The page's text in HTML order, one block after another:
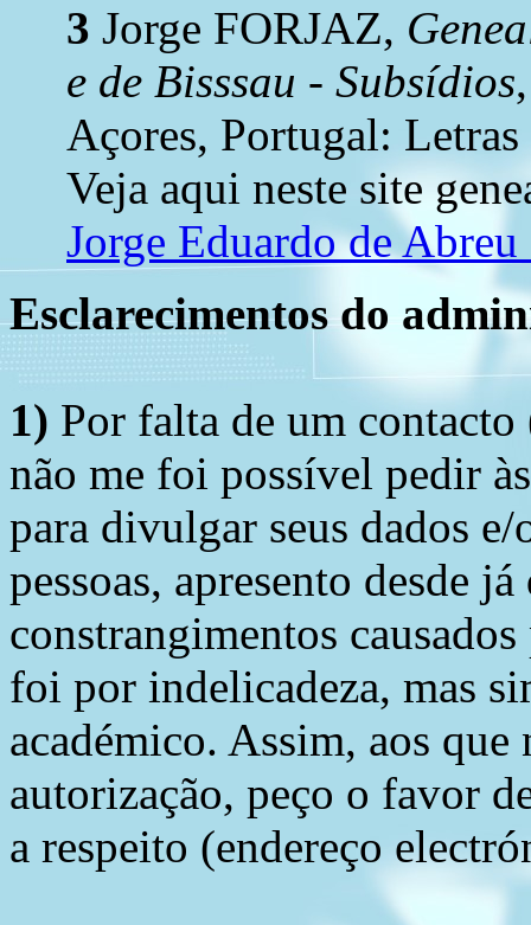
3 Jorge FORJAZ,
e de Bisssau - Subsídios
Açores, Portugal:
Veja aqui neste site
Jorge Eduardo de
Esclarecimentos do
1) Por falta de um
não me foi possível pedir
para divulgar seus dados
pessoas, apresento desde
constrangimentos
foi por indelicadeza, mas
académico. Assim, aos
autorização, peço o favor
a respeito (endereço